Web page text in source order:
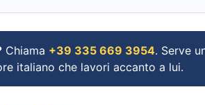
Chiama +39 335 669 3954. Serve
italiano che lavori accanto a lui.